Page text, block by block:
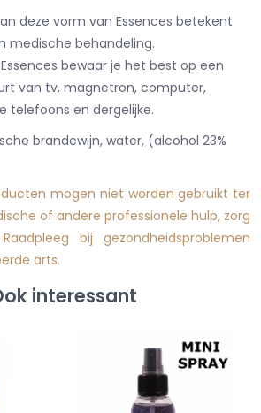
deze vorm van Essences betekent
medische behandeling.
bewaar je het best op een
van tv, magnetron, computer,
telefoons en dergelijke.
brandewijn, water, (alcohol 23%
mogen niet worden gebruikt ter
of andere professionele hulp, zorg
bij gezondheidsproblemen
arts.
interessant